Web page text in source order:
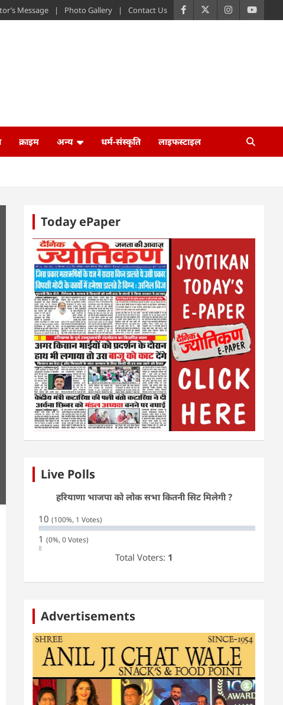
Message Photo Gallery Contact Us
क्राइम अन्य धर्म-संस्कृति लाइफस्टाइल
Today ePaper
Live Polls
हरियाणा भाजपा को लोक सभा कितनी सिट मिलेगी ?
10(100%, 1 Votes)
1(0%, 0 Votes)
Total Voters: 1
Advertisements